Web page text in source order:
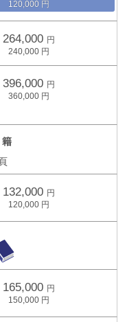
120,000
264,000
240,000
396,000
360,000
132,000
120,000
165,000
150,000